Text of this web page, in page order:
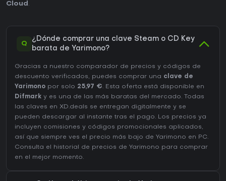
Cloud .
Q
¿Dónde comprar una clave Steam o CD Key
barata de Yarimono?
Gracias a nuestro comparador de precios y códigos de
descuento verificados, puedes comprar una clave de
Yarimono por solo 25,97 €. Esta oferta está disponible en
Difmark y es una de las más baratas del mercado. Todas
las claves en XD.deals se entregan digitalmente y se
pueden descargar al instante tras el pago. Los precios ya
incluyen comisiones y códigos promocionales aplicados,
así que siempre ves el precio más bajo de Yarimono en PC.
Consulta el
historial de precios de Yarimono para comprar
en el mejor momento.